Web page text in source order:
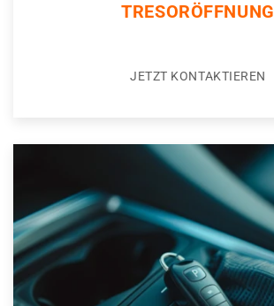
TRESORÖFFNUNG
JETZT KONTAKTIEREN